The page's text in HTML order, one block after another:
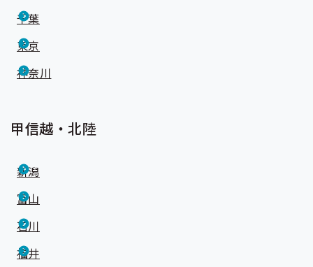
千葉
東京
神奈川
甲信越・北陸
新潟
富山
石川
福井